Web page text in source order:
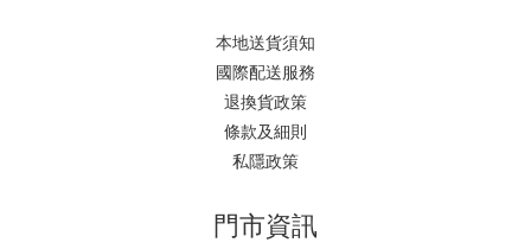
本地送貨須知
國際配送服務
退換貨政策
條款及細則
私隱政策
門市資訊